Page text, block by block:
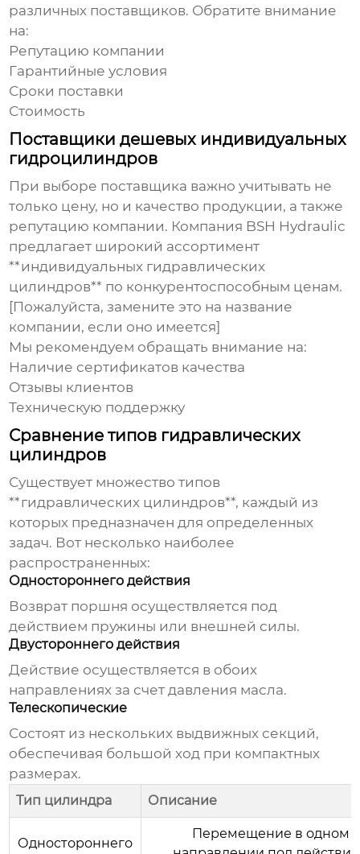
различных поставщиков. Обратите внимание
на:
Репутацию компании
Гарантийные условия
Сроки поставки
Стоимость
Поставщики дешевых индивидуальных
гидроцилиндров
При выборе поставщика важно учитывать не
только цену, но и качество продукции, а также
репутацию компании. Компания BSH Hydraulic
предлагает широкий ассортимент
**индивидуальных гидравлических
цилиндров** по конкурентоспособным ценам.
[Пожалуйста, замените это на название
компании, если оно имеется]
Мы рекомендуем обращать внимание на:
Наличие сертификатов качества
Отзывы клиентов
Техническую поддержку
Сравнение типов гидравлических
цилиндров
Существует множество типов
**гидравлических цилиндров**, каждый из
которых предназначен для определенных
задач. Вот несколько наиболее
распространенных:
Одностороннего действия
Возврат поршня осуществляется под
действием пружины или внешней силы.
Двустороннего действия
Действие осуществляется в обоих
направлениях за счет давления масла.
Телескопические
Состоят из нескольких выдвижных секций,
обеспечивая большой ход при компактных
размерах.
Тип цилиндра Описание
Одностороннего
Перемещение в одном